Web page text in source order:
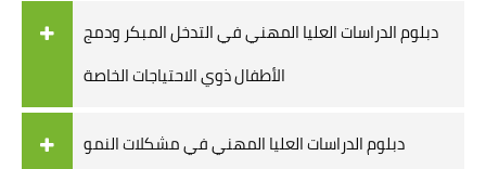
دبلوم الدراسات العليا المهني في التدخل المبكر ودمج
الأطفال ذوي الاحتياجات الخاصة
دبلوم الدراسات العليا المهني في مشكلات النمو